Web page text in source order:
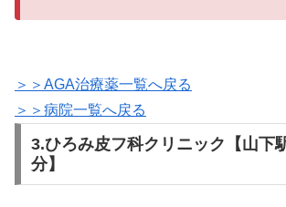
＞＞AGA治療薬一覧へ戻る
＞＞病院一覧へ戻る
3.ひろみ皮フ科クリニック【山下
分】